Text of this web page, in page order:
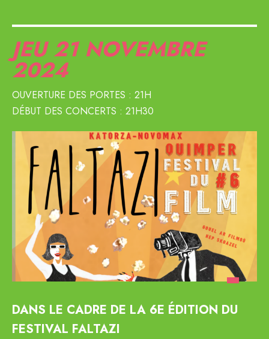
JEU 21NOVEMBRE
2024
OUVERTURE DES PORTES : 21H
DÉBUT DES CONCERTS : 21H30
DANS LE CADRE DE LA 6E ÉDITION DU
FESTIVAL FALTAZI